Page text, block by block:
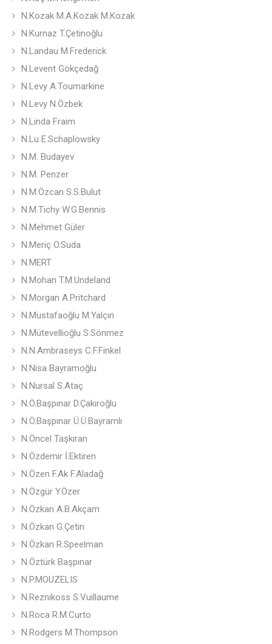
N.Kozak M.A.Kozak M.Kozak
N.Kurnaz T.Çetinoğlu
N.Landau M.Frederick
N.Levent Gökçedağ
N.Levy A.Toumarkine
N.Levy N.Özbek
N.Linda Fraim
N.Lu E.Schaplowsky
N.M. Budayev
N.M. Penzer
N.M.Özcan S.S.Bulut
N.M.Tichy W.G.Bennis
N.Mehmet Güler
N.Meriç O.Suda
N.MERT
N.Mohan T.M.Undeland
N.Morgan A.Pritchard
N.Mustafaoğlu M.Yalçın
N.Mütevellioğlu S.Sönmez
N.N.Ambraseys C.F.Finkel
N.Nisa Bayramoğlu
N.Nursal S.Ataç
N.Ö.Başpınar D.Çakıroğlu
N.Ö.Başpınar Ü.Ü.Bayramlı
N.Öncel Taşkıran
N.Özdemir İ.Ektiren
N.Özen F.Ak F.Aladağ
N.Özgür Y.Özer
N.Özkan A.B.Akçam
N.Özkan G.Çetin
N.Özkan R.Speelman
N.Öztürk Başpınar
N.P.MOUZELIS
N.Reznikoss S.Vuillaume
N.Roca R.M.Curto
N.Rodgers M.Thompson